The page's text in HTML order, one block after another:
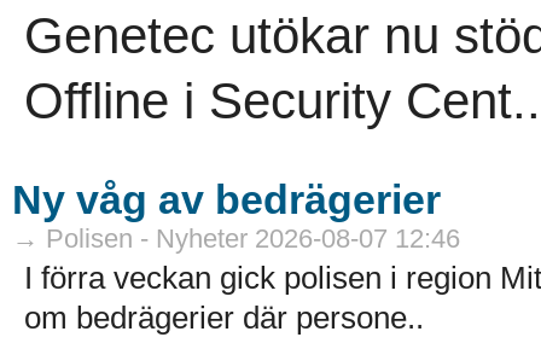
Genetec utökar nu
Offline i Security Cent..
Ny våg av bedrägerier
→ Polisen - Nyheter 2026-08-07 12:46
I förra veckan gick polisen i region
om bedrägerier där persone..